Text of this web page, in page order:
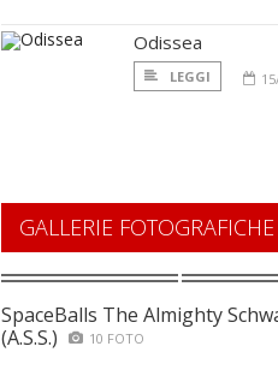
Odissea
LEGGI
GALLERIE FOTOGRAFICHE
SpaceBalls The Almighty
(A.S.S.)
10 FOTO